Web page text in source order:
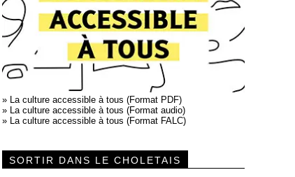
» La culture accessible à tous (Format PDF)
» La culture accessible à tous (Format audio)
» La culture accessible à tous (Format FALC)
SORTIR DANS LE CHOLETAIS